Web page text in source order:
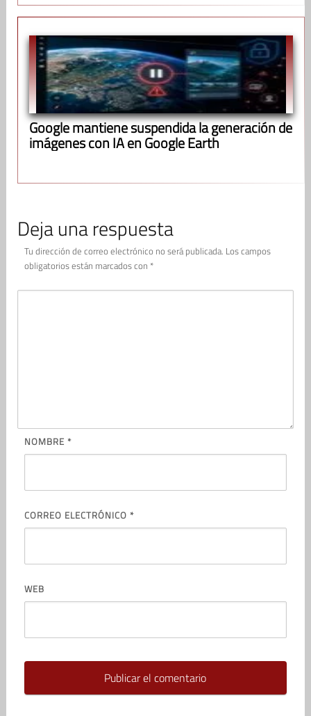
Google mantiene suspendida la generación de
imágenes con IA en Google Earth
Deja una respuesta
Tu dirección de correo electrónico no será publicada. Los campos
obligatorios están marcados con *
NOMBRE *
CORREO ELECTRÓNICO *
WEB